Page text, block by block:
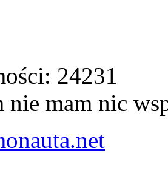
24231
nie mam nic